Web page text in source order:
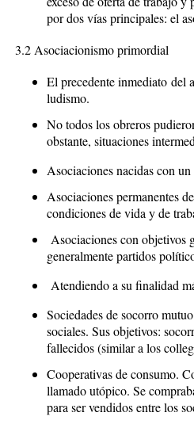
por dos vías principales: el
3.2 Asociacionismo primordial
El precedente inmediato del
ludismo.
No todos los obreros
obstante, situaciones
Asociaciones nacidas con
Asociaciones permanentes
condiciones de vida y de
Asociaciones con objetivos
generalmente partidos
Atendiendo a su finalidad
Sociedades de socorro mutuo
sociales. Sus objetivos:
fallecidos (similar a los
Cooperativas de consumo.
llamado utópico. Se
para ser vendidos entre los